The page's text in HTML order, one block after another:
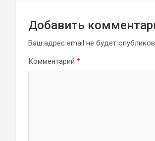
Добавить
Ваш адрес email не будет
Комментарий *